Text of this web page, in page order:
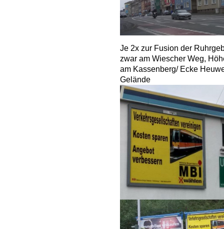
Je 2x zur Fusion der
zwar am Wiescher Weg,
am Kassenberg/ Ecke
Gelände